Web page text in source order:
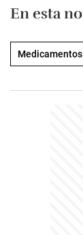
En esta
Medicamentos